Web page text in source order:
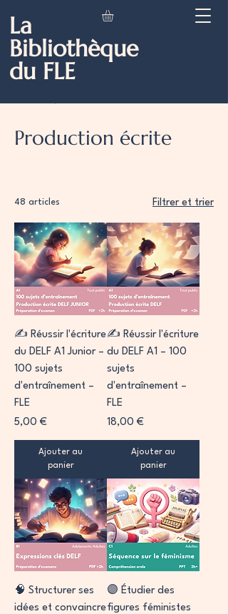
La
Bibliothèque
du FLE
Production écrite
48 articles Filtrer et trier
✍️ Réussir l'écriture
du DELF A1 Junior –
100 sujets
d'entraînement –
FLE
Prix
5,00 €
Ajouter au
panier
✍️ Réussir l'écriture
du DELF A1 – 100
sujets
d'entraînement –
FLE
Prix
18,00 €
Ajouter au
panier
🧠 Structurer ses
idées et convaincre
🟣 Étudier des
figures féministes